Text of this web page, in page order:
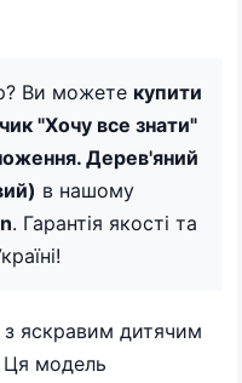
Ви можете купити
"Хочу все знати"
Дерев'яний
в нашому
. Гарантія якості та
з яскравим дитячим
Ця модель